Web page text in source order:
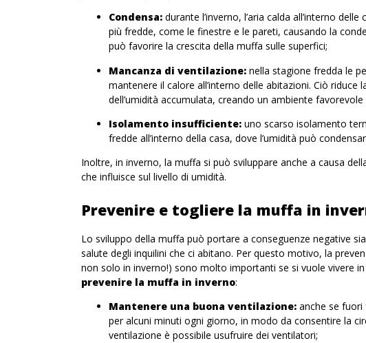
Condensa: durante l’inverno, l’aria calda all’interno
più fredde, come le finestre e le pareti, causando la
può favorire la crescita della muffa sulle superfici;
Mancanza di ventilazione:nella stagione fredda le
mantenere il calore all’interno delle abitazioni. Ciò riduce
dell’umidità accumulata, creando un ambiente
Isolamento insufficiente:uno scarso isolamento
fredde all’interno della casa, dove l’umidità può
Inoltre, in inverno, la muffa si può sviluppare anche a causa
che influisce sul livello di umidità.
Prevenire e togliere la muffa in
Lo sviluppo della muffa può portare a conseguenze negative
salute degli inquilini che ci abitano. Per questo motivo, la
non solo in inverno!) sono molto importanti se si vuole vivere
prevenire la muffa in inverno:
Mantenere una buona ventilazione: anche se
per alcuni minuti ogni giorno, in modo da consentire la
ventilazione è possibile usufruire dei ventilatori;